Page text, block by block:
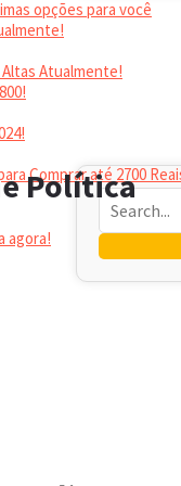
opções para você
Altas Atualmente!
Comprar até 2700
agora!
Política